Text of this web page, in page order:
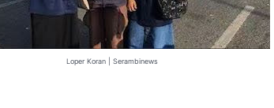
Loper Koran | Serambinews